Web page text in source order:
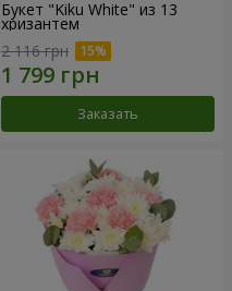
Букет "Kiku White" из 13
хризантем
2 116 грн
Заказать